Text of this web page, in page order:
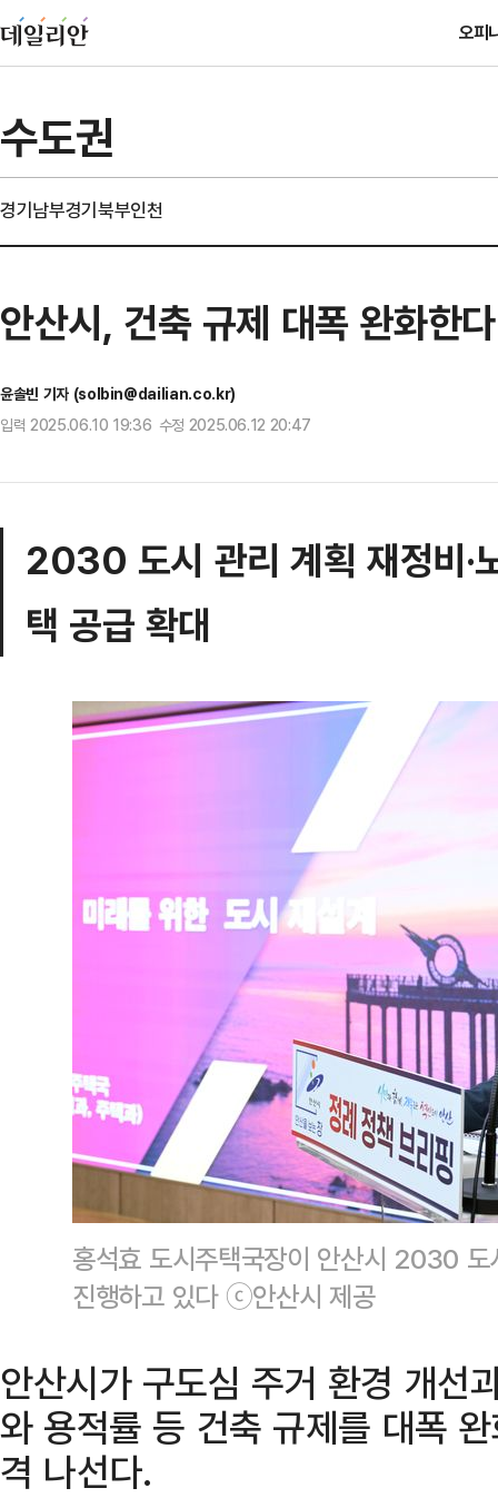
오피
수도권
경기남부경기북부인천
안산시, 건축 규제 대폭 완화한다
윤솔빈 기자 (solbin@dailian.co.kr)
입력 2025.06.10 19:36 수정 2025.06.12 20:47
2030 도시 관리 계획 재정비·
택 공급 확대
홍석효 도시주택국장이 안산시 2030
진행하고 있다 ⓒ안산시 제공
안산시가 구도심 주거 환경 개선
와 용적률 등 건축 규제를 대폭
격 나선다.